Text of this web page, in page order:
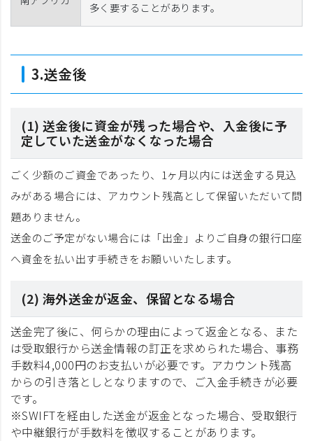
多く要することがあります。
3.送金後
(1) 送金後に資金が残った場合や、入金後に予
定していた送金がなくなった場合
ごく少額のご資金であったり、1ヶ月以内には送金する見込
みがある場合には、アカウント残高として保留いただいて問
題ありません。
送金のご予定がない場合には「出金」よりご自身の銀行口座
へ資金を払い出す手続きをお願いいたします。
(2) 海外送金が返金、保留となる場合
送金完了後に、何らかの理由によって返金となる、また
は受取銀行から送金情報の訂正を求められた場合、事務
手数料4,000円のお支払いが必要です。アカウント残高
からの引き落としとなりますので、ご入金手続きが必要
です。
※SWIFTを経由した送金が返金となった場合、受取銀行
や中継銀行が手数料を徴収することがあります。